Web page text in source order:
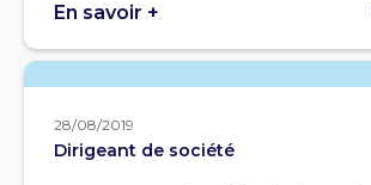
En savoir +
28/08/2019
Dirigeant de société